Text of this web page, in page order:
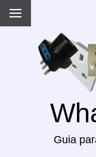
Guia